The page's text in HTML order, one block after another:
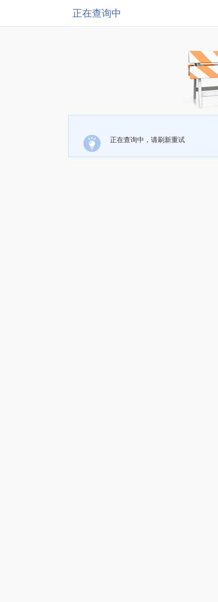
正在查询中
正在查询中，请刷新重试